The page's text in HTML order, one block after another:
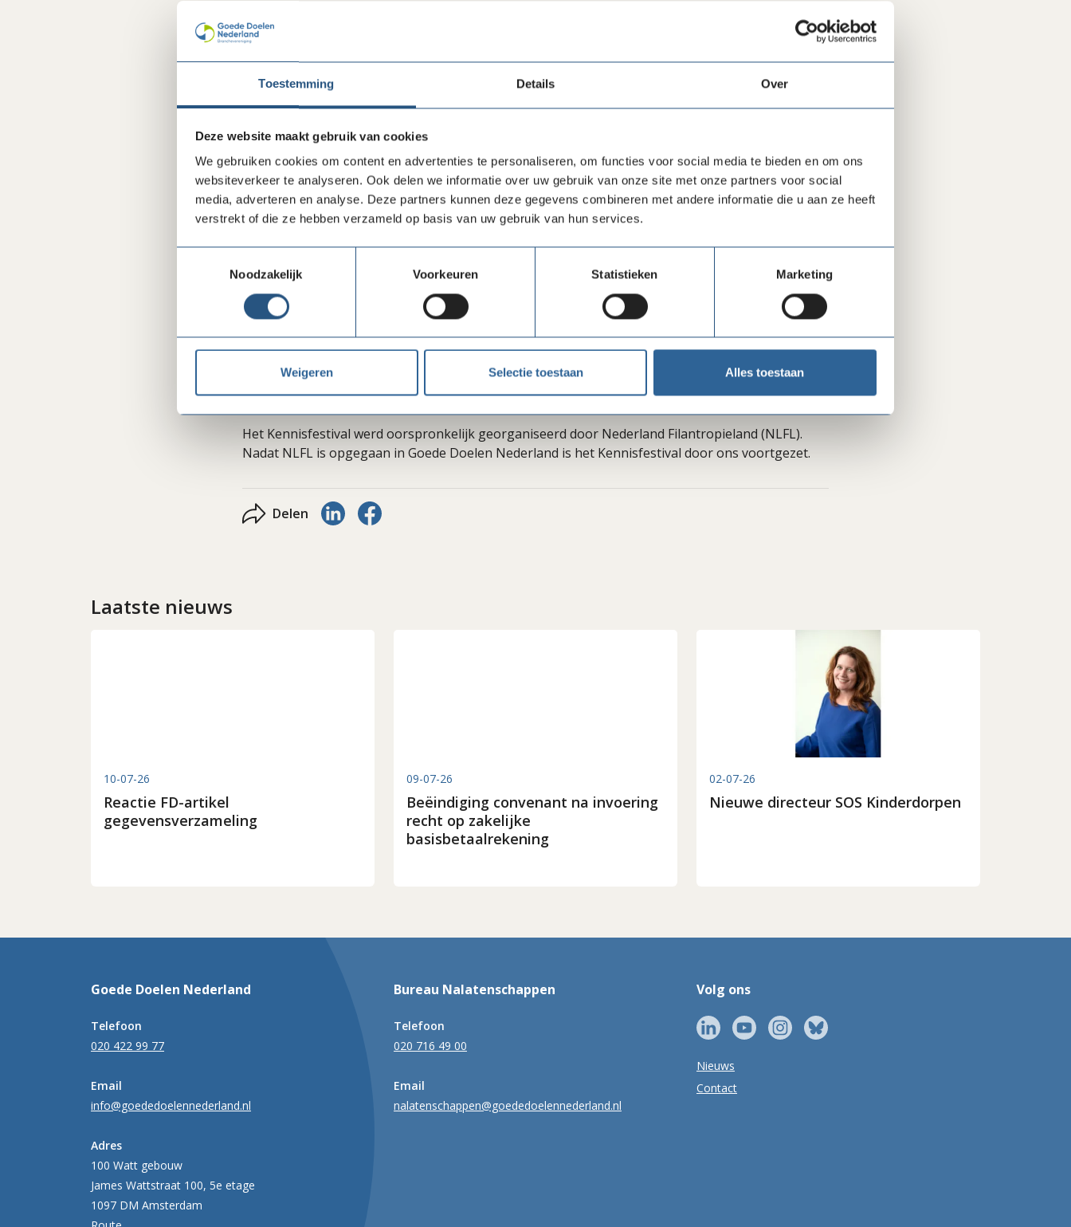
Toestemming Details Over
Deze website maakt gebruik van cookies
We gebruiken cookies om content en advertenties te personaliseren, om functies voor social media te bieden en om ons
websiteverkeer te analyseren. Ook delen we informatie over uw gebruik van onze site met onze partners voor social
media, adverteren en analyse. Deze partners kunnen deze gegevens combineren met andere informatie die u aan ze heeft
verstrekt of die ze hebben verzameld op basis van uw gebruik van hun services.
Noodzakelijk
Voorkeuren Statistieken Marketing
Weigeren Selectie toestaan Alles toestaan
Na het dagprogramma was er een gezellige borrel in het Restaurant van de Bibliotheek waar
bijgepraat en genetwerkt werd. Het was pas na 19.00 uur toen de laatste deelnemers het
Kennisfestival verlieten. Wij kijken terug op een geslaagde dag. We danken alle sprekers en
gasten hartelijk voor hun bijdrage en zien iedereen graag terug in 2024!
Wil je nog even nagenieten? Bekijkhieralle foto’s van het Kennisfestival 2023.
Het Kennisfestival werd oorspronkelijk georganiseerd door Nederland Filantropieland (NLFL).
Nadat NLFL is opgegaan in Goede Doelen Nederland is het Kennisfestival door ons voortgezet.
Delen Delen via LinkedIn
Delen via Facebook
Laatste nieuws
10-07-26
Reactie FD-artikel
gegevensverzameling
09-07-26
Beëindiging convenant na invoering
recht op zakelijke
basisbetaalrekening
02-07-26
Nieuwe directeur SOS Kinderdorpen
Goede Doelen Nederland
Telefoon
020 422 99 77
Email
info@goededoelennederland.nl
Adres
100 Watt gebouw
James Wattstraat 100, 5e etage
1097 DM Amsterdam
Bureau Nalatenschappen
Telefoon
020 716 49 00
Email
nalatenschappen@goededoelennederland.nl
Volg ons
Nieuws
Contact